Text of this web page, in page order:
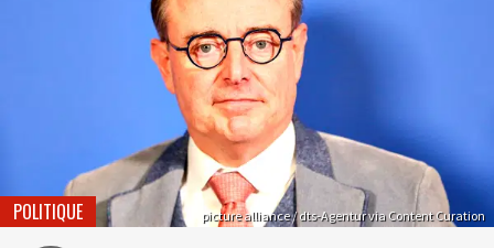
picture alliance / dts-Agentur via Content Curation
POLITIQUE